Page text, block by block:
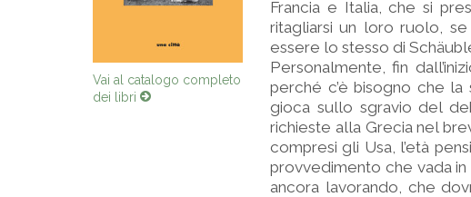
Vai al catalogo completo
dei libri
Francia e Italia, che si
ritagliarsi un loro ruolo, se
essere lo stesso di
Personalmente, fin
perché c’è bisogno che
gioca sullo sgravio del
richieste alla Grecia nel
compresi gli Usa, l’età
provvedimento che vada
ancora lavorando, che